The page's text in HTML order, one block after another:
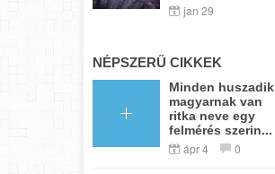
jan 29
NÉPSZERŰ CIKKEK
Minden huszadik
magyarnak van
ritka neve egy
felmérés szerin...
ápr 4 0